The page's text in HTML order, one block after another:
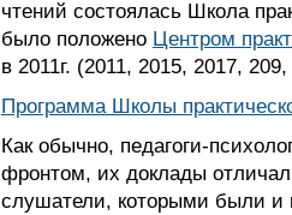
чтений состоялась Школа
было положено Центром
в 2011г. (2011, 2015, 2017, 209,
Программа Школы
Как обычно, педагоги-
фронтом, их доклады
слушатели, которыми были и